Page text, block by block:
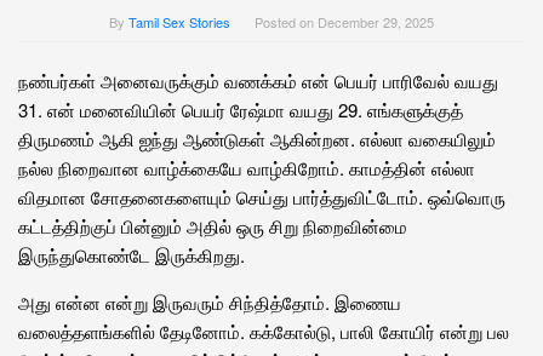
By Tamil Sex Stories Posted on December 29, 2025
நண்பர்கள் அனைவருக்கும் வணக்கம் என் பெயர் பாரிவேல் வயது
31. என் மனைவியின் பெயர் ரேஷ்மா வயது 29. எங்களுக்குத்
திருமணம் ஆகி ஐந்து ஆண்டுகள் ஆகின்றன. எல்லா வகையிலும்
நல்ல நிறைவான வாழ்க்கையே வாழ்கிறோம். காமத்தின் எல்லா
விதமான சோதனைகளையும் செய்து பார்த்துவிட்டோம். ஒவ்வொரு
கட்டத்திற்குப் பின்னும் அதில் ஒரு சிறு நிறைவின்மை
இருந்துகொண்டே இருக்கிறது.
அது என்ன என்று இருவரும் சிந்தித்தோம். இணைய
வலைத்தளங்களில் தேடினோம். கக்கோல்டு, பாலி கோயிர் என்று பல